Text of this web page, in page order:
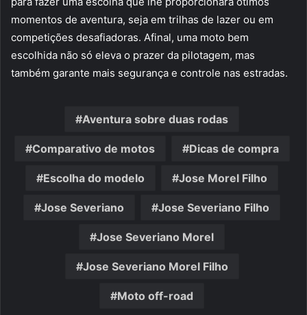
momentos de aventura, seja em trilhas de lazer ou em
competições desafiadoras. Afinal, uma moto bem
escolhida não só eleva o prazer da pilotagem, mas
também garante mais segurança e controle nas estradas.
Aventura sobre duas rodas
Comparativo de motos Dicas de compra
Escolha do modelo Jose Morel Filho
Jose Severiano Jose Severiano Filho
Jose Severiano Morel
Jose Severiano Morel Filho
Moto off-road